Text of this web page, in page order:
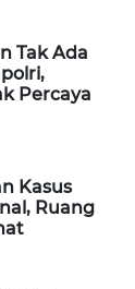
Tak Ada
Percaya
Kasus
Ruang